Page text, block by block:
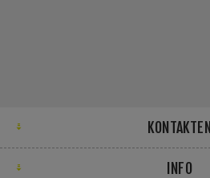
KONTAKTEN
INFO